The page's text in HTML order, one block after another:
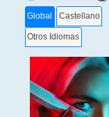
Global Castellano
Otros Idiomas